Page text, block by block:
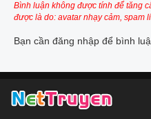
Bình luận không được tính để tăng
được là do: avatar nhạy cảm, spam
Bạn cần đăng nhập để bình